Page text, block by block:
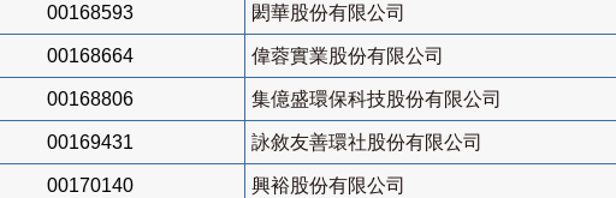
00168593 閎華股份有限公司
00168664 偉蓉實業股份有限公司
00168806 集億盛環保科技股份有限公司
00169431 詠敘友善環社股份有限公司
00170140 興裕股份有限公司